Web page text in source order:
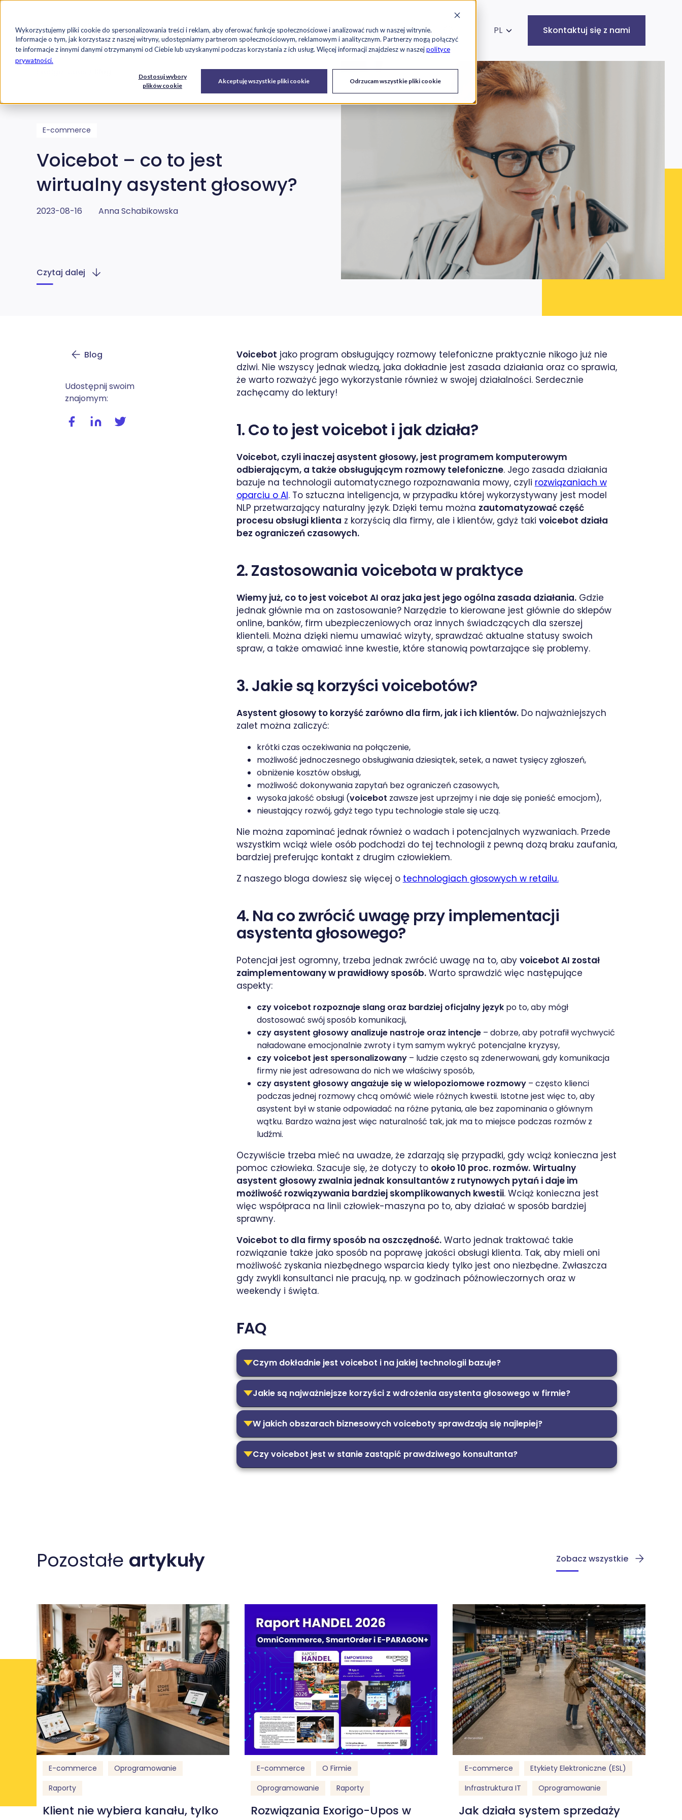
Wykorzystujemy pliki cookie do spersonalizowania treści i reklam, aby oferować funkcje społecznościowe i analizować ruch w naszej witrynie.
Informacje o tym, jak korzystasz z naszej witryny, udostępniamy partnerom społecznościowym, reklamowym i analitycznym. Partnerzy mogą połączyć
te informacje z innymi danymi otrzymanymi od Ciebie lub uzyskanymi podczas korzystania z ich usług. Więcej informacji znajdziesz w naszejpolityce
prywatności.
Dostosuj wybory
plików cookie
Akceptuję wszystkie pliki cookie Odrzucam wszystkie pliki cookie
Przejdź do treści
Oferta
E-
commerce
fiskalne
Urządzenia
urządzeń
Infrastruktura
IT
Case studies Raport RetailTech Blog O nas Kariera Szukaj na stronie
PL Skontaktuj się z nami
E-commerce
Voicebot – co to jest
wirtualny asystent głosowy?
2023-08-16 Anna Schabikowska
Czytaj dalej
Blog
Udostępnij swoim
znajomym:
Udostępnij wpis na facebooku
Udostępnij wpis na linkedIn
Voicebot jako program obsługujący rozmowy telefoniczne praktycznie nikogo już nie
dziwi. Nie wszyscy jednak wiedzą, jaka dokładnie jest zasada działania oraz co sprawia,
że warto rozważyć jego wykorzystanie również w swojej działalności. Serdecznie
zachęcamy do lektury!
1. Co to jest voicebot i jak działa?
Voicebot, czyli inaczej asystent głosowy, jest programem komputerowym
odbierającym, a także obsługującym rozmowy telefoniczne. Jego zasada działania
bazuje na technologii automatycznego rozpoznawania mowy, czyli rozwiązaniach w
oparciu o AI. To sztuczna inteligencja, w przypadku której wykorzystywany jest model
NLP przetwarzający naturalny język. Dzięki temu można zautomatyzować część
procesu obsługi klienta z korzyścią dla firmy, ale i klientów, gdyż taki voicebot działa
bez ograniczeń czasowych.
2. Zastosowania voicebota w praktyce
Wiemy już, co to jest voicebot AI oraz jaka jest jego ogólna zasada działania.Gdzie
jednak głównie ma on zastosowanie? Narzędzie to kierowane jest głównie do sklepów
online, banków, firm ubezpieczeniowych oraz innych świadczących dla szerszej
klienteli. Można dzięki niemu umawiać wizyty, sprawdzać aktualne statusy swoich
spraw, a także omawiać inne kwestie, które stanowią powtarzające się problemy.
3. Jakie są korzyści voicebotów?
Asystent głosowy to korzyść zarówno dla firm, jak i ich klientów.Do najważniejszych
zalet można zaliczyć:
krótki czas oczekiwania na połączenie,
możliwość jednoczesnego obsługiwania dziesiątek, setek, a nawet tysięcy zgłoszeń,
obniżenie kosztów obsługi,
możliwość dokonywania zapytań bez ograniczeń czasowych,
wysoka jakość obsługi (voicebot zawsze jest uprzejmy i nie daje się ponieść emocjom),
nieustający rozwój, gdyż tego typu technologie stale się uczą.
Nie można zapominać jednak również o wadach i potencjalnych wyzwaniach. Przede
wszystkim wciąż wiele osób podchodzi do tej technologii z pewną dozą braku zaufania,
bardziej preferując kontakt z drugim człowiekiem.
Z naszego bloga dowiesz się więcej o technologiach głosowych w retailu.
4. Na co zwrócić uwagę przy implementacji
asystenta głosowego?
Potencjał jest ogromny, trzeba jednak zwrócić uwagę na to, aby voicebot AI został
zaimplementowany w prawidłowy sposób.Warto sprawdzić więc następujące
aspekty:
czy voicebot rozpoznaje slang oraz bardziej oficjalny językpo to, aby mógł
dostosować swój sposób komunikacji,
czy asystent głosowy analizuje nastroje oraz intencje– dobrze, aby potrafił wychwycić
naładowane emocjonalnie zwroty i tym samym wykryć potencjalne kryzysy,
czy voicebot jest spersonalizowany– ludzie często są zdenerwowani, gdy komunikacja
firmy nie jest adresowana do nich we właściwy sposób,
czy asystent głosowy angażuje się w wielopoziomowe rozmowy– często klienci
podczas jednej rozmowy chcą omówić wiele różnych kwestii. Istotne jest więc to, aby
asystent był w stanie odpowiadać na różne pytania, ale bez zapominania o głównym
wątku. Bardzo ważna jest więc naturalność tak, jak ma to miejsce podczas rozmów z
ludźmi.
Oczywiście trzeba mieć na uwadze, że zdarzają się przypadki, gdy wciąż konieczna jest
pomoc człowieka. Szacuje się, że dotyczy to około 10 proc. rozmów. Wirtualny
asystent głosowy zwalnia jednak konsultantów z rutynowych pytań i daje im
możliwość rozwiązywania bardziej skomplikowanych kwestii. Wciąż konieczna jest
więc współpraca na linii człowiek-maszyna po to, aby działać w sposób bardziej
sprawny.
Voicebot to dla firmy sposób na oszczędność.Warto jednak traktować takie
rozwiązanie także jako sposób na poprawę jakości obsługi klienta. Tak, aby mieli oni
możliwość zyskania niezbędnego wsparcia kiedy tylko jest ono niezbędne. Zwłaszcza
gdy zwykli konsultanci nie pracują, np. w godzinach późnowieczornych oraz w
weekendy i święta.
FAQ
Czym dokładnie jest voicebot i na jakiej technologii bazuje?
Jakie są najważniejsze korzyści z wdrożenia asystenta głosowego w firmie?
W jakich obszarach biznesowych voiceboty sprawdzają się najlepiej?
Czy voicebot jest w stanie zastąpić prawdziwego konsultanta?
Pozostałe artykuły Zobacz wszystkie
E-commerce
Oprogramowanie
Raporty
Klient nie wybiera kanału, tylko
E-commerce
O Firmie
Oprogramowanie
Raporty
Rozwiązania Exorigo-Upos w
E-commerce
Etykiety Elektroniczne (ESL)
Infrastruktura IT
Oprogramowanie
Jak działa system sprzedaży